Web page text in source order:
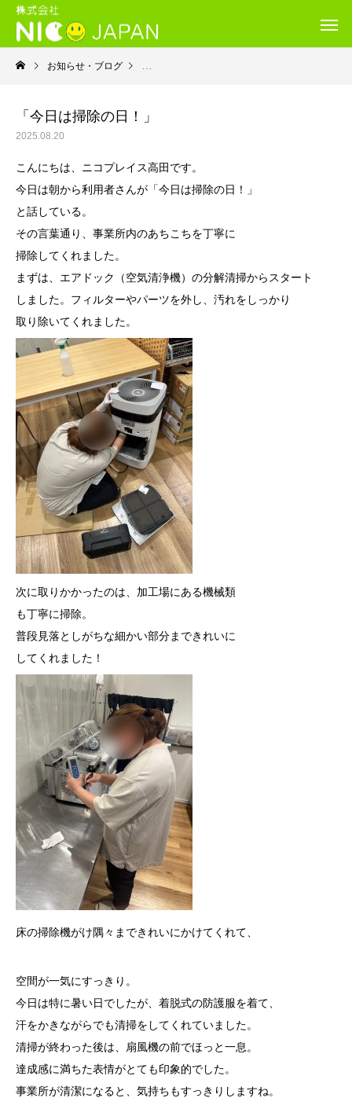
お知らせ・ブログ 就労継続支援Ｂ型・ニコプレイス
「今日は掃除の日！」
2025.08.20
こんにちは、ニコプレイス高田です。
今日は朝から利用者さんが「今日は掃除の日！」
と話している。
その言葉通り、事業所内のあちこちを丁寧に
掃除してくれました。
まずは、 エアドック（空気清浄機）の分解清掃からスタート
しました。フィルターやパーツを外し、汚れをしっかり
取り除いてくれました。
次に取りかかったのは、 加工場にある機械類
も丁寧に掃除。
普段見落としがちな細かい部分まできれいに
してくれました！
床の掃除機がけ隅々まできれいにかけてくれて、
空間が一気にすっきり。
今日は特に暑い日でしたが、 着脱式の防護服を着て、
汗をかきながらでも清掃をしてくれていました。
清掃が終わった後は、扇風機の前でほっと一息。
達成感に満ちた表情がとても印象的でした。
事業所が清潔になると、気持ちもすっきりしますね。